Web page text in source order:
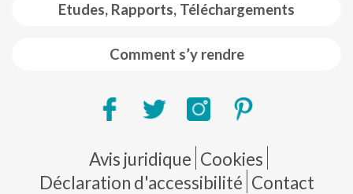
Etudes, Rapports, Téléchargements
Comment s’y rendre
Pie de página
Avis juridique Cookies
Déclaration d'accessibilité Contact